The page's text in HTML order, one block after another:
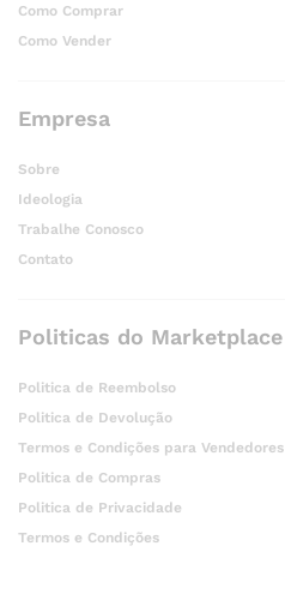
Como Comprar
Como Vender
Empresa
Sobre
Ideologia
Trabalhe Conosco
Contato
Politicas do Marketplace
Politica de Reembolso
Politica de Devolução
Termos e Condições para Vendedores
Politica de Compras
Politica de Privacidade
Termos e Condições